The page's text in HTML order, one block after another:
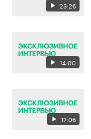
23:26
14:00
17:06